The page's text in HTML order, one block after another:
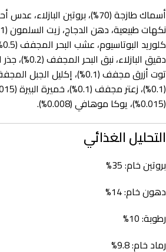
(0.015%)، يوكا موهافي (0.008%).
التحليل الغذائي
بروتين خام: 35%
دهون خام: 14%
رطوبة: 10%
رماد خام: 9.8%